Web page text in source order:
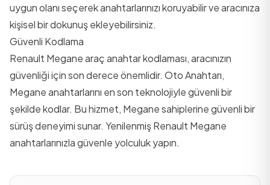
uygun olanı seçerek anahtarlarınızı koruyabilir ve aracınıza
kişisel bir dokunuş ekleyebilirsiniz.
Güvenli Kodlama
Renault Megane araç anahtar kodlaması, aracınızın
güvenliği için son derece önemlidir. Oto Anahtarı,
Megane anahtarlarını en son teknolojiyle güvenli bir
şekilde kodlar. Bu hizmet, Megane sahiplerine güvenli bir
sürüş deneyimi sunar. Yenilenmiş Renault Megane
anahtarlarınızla güvenle yolculuk yapın.